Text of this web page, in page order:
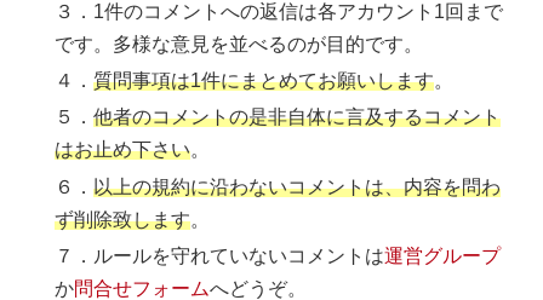
３．1件のコメントへの返信は各アカウント1回まで
です。多様な意見を並べるのが目的です。
４．質問事項は1件にまとめてお願いします。
５．他者のコメントの是非自体に言及するコメント
はお止め下さい。
６．以上の規約に沿わないコメントは、内容を問わ
ず削除致します。
７．ルールを守れていないコメントは運営グループ
か問合せフォームへどうぞ。